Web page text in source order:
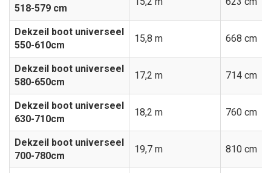
518-579 cm
Dekzeil boot universeel
550-610cm
15,8 m 668 cm
Dekzeil boot universeel
580-650cm
17,2 m 714 cm
Dekzeil boot universeel
630-710cm
18,2 m 760 cm
Dekzeil boot universeel
700-780cm
19,7 m 810 cm